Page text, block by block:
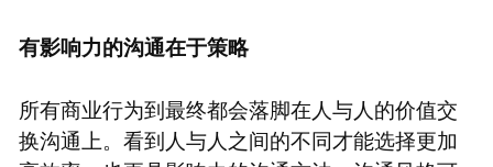
有影响力的沟通在于策略
所有商业行为到最终都会落脚在人与人的价值交
换沟通上。看到人与人之间的不同才能选择更加